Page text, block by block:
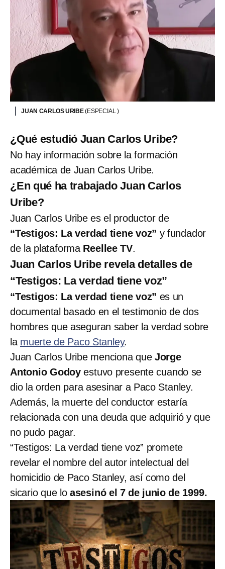
JUAN CARLOS URIBE(ESPECIAL )
¿Qué estudió Juan Carlos Uribe?
No hay información sobre la formación
académica de Juan Carlos Uribe.
¿En qué ha trabajado Juan Carlos
Uribe?
Juan Carlos Uribe es el productor de
“Testigos: La verdad tiene voz” y fundador
de la plataforma Reellee TV.
Juan Carlos Uribe revela detalles de
“Testigos: La verdad tiene voz”
“Testigos: La verdad tiene voz” es un
documental basado en el testimonio de dos
hombres que aseguran saber la verdad sobre
la muerte de Paco Stanley.
Juan Carlos Uribe menciona que Jorge
Antonio Godoy estuvo presente cuando se
dio la orden para asesinar a Paco Stanley.
Además, la muerte del conductor estaría
relacionada con una deuda que adquirió y que
no pudo pagar.
“Testigos: La verdad tiene voz” promete
revelar el nombre del autor intelectual del
homicidio de Paco Stanley, así como del
sicario que lo asesinó el 7 de junio de 1999.